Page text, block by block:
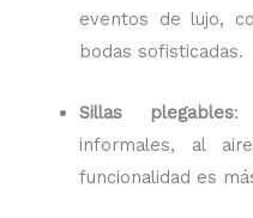
eventos de lujo,
bodas sofisticadas.
Sillas plegables:
informales, al
funcionalidad es